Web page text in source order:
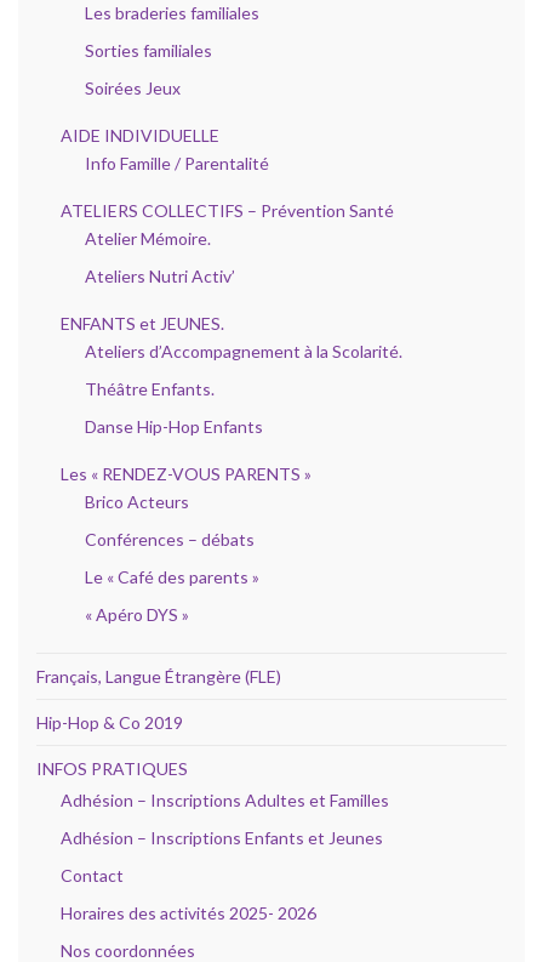
Les braderies familiales
Sorties familiales
Soirées Jeux
AIDE INDIVIDUELLE
Info Famille / Parentalité
ATELIERS COLLECTIFS – Prévention Santé
Atelier Mémoire.
Ateliers Nutri Activ’
ENFANTS et JEUNES.
Ateliers d’Accompagnement à la Scolarité.
Théâtre Enfants.
Danse Hip-Hop Enfants
Les « RENDEZ-VOUS PARENTS »
Brico Acteurs
Conférences – débats
Le « Café des parents »
« Apéro DYS »
Français, Langue Étrangère (FLE)
Hip-Hop & Co 2019
INFOS PRATIQUES
Adhésion – Inscriptions Adultes et Familles
Adhésion – Inscriptions Enfants et Jeunes
Contact
Horaires des activités 2025- 2026
Nos coordonnées